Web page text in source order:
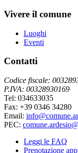
Vivere il comune
Luoghi
Eventi
Contatti
Codice fiscale:
P.IVA: 00328930169
Tel: 034633035
Fax: +39 0346 34280
Email:
PEC:
Leggi le FAQ
Prenotazione